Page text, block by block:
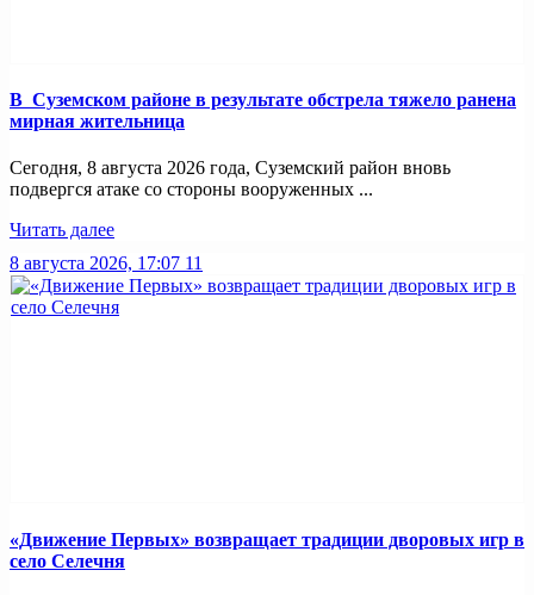
В Суземском районе в результате обстрела тяжело ранена
мирная жительница
Сегодня, 8 августа 2026 года, Суземский район вновь
подвергся атаке со стороны вооруженных ...
Читать далее
8 августа 2026, 17:07 11
«Движение Первых» возвращает традиции дворовых игр в
село Селечня